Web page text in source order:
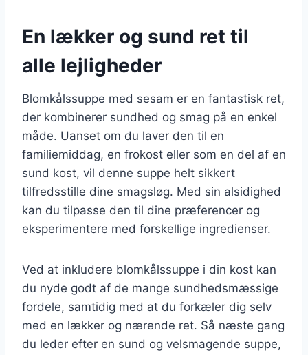
En lækker og sund ret til
alle lejligheder
Blomkålssuppe med sesam er en fantastisk ret,
der kombinerer sundhed og smag på en enkel
måde. Uanset om du laver den til en
familiemiddag, en frokost eller som en del af en
sund kost, vil denne suppe helt sikkert
tilfredsstille dine smagsløg. Med sin alsidighed
kan du tilpasse den til dine præferencer og
eksperimentere med forskellige ingredienser.
Ved at inkludere blomkålssuppe i din kost kan
du nyde godt af de mange sundhedsmæssige
fordele, samtidig med at du forkæler dig selv
med en lækker og nærende ret. Så næste gang
du leder efter en sund og velsmagende suppe,